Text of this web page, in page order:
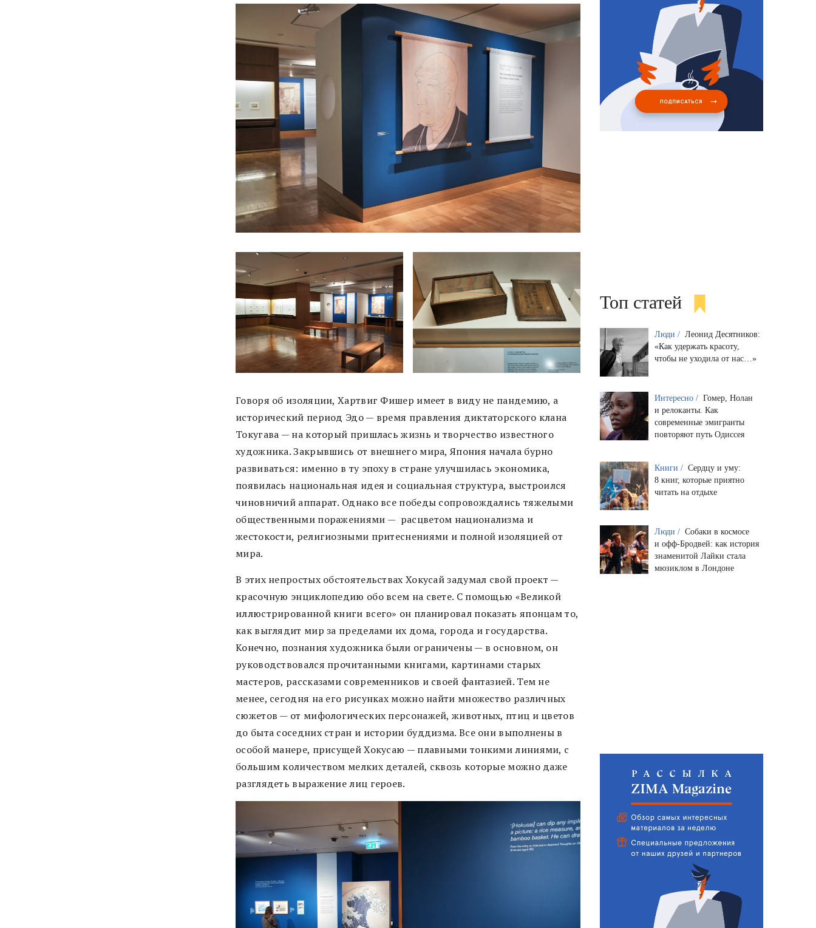
Говоря об изоляции, Хартвиг Фишер имеет в виду не пандемию, а
исторический период Эдо — время правления диктаторского клана
Токугава — на который пришлась жизнь и творчество известного
художника. Закрывшись от внешнего мира, Япония начала бурно
развиваться: именно в ту эпоху в стране улучшилась экономика,
появилась национальная идея и социальная структура, выстроился
чиновничий аппарат. Однако все победы сопровождались тяжелыми
общественными поражениями — расцветом национализма и
жестокости, религиозными притеснениями и полной изоляцией от
мира.
В этих непростых обстоятельствах Хокусай задумал свой проект —
красочную энциклопедию обо всем на свете. С помощью «Великой
иллюстрированной книги всего» он планировал показать японцам то,
как выглядит мир за пределами их дома, города и государства.
Конечно, познания художника были ограничены — в основном, он
руководствовался прочитанными книгами, картинами старых
мастеров, рассказами современников и своей фантазией. Тем не
менее, сегодня на его рисунках можно найти множество различных
сюжетов — от мифологических персонажей, животных, птиц и цветов
до быта соседних стран и истории буддизма. Все они выполнены в
особой манере, присущей Хокусаю — плавными тонкими линиями, с
большим количеством мелких деталей, сквозь которые можно даже
разглядеть выражение лиц героев.
Топ статей
Люди / Леонид Десятников:
«Как удержать красоту,
чтобы не уходила от нас…»
Интересно / Гомер, Нолан
и релоканты. Как
современные эмигранты
повторяют путь Одиссея
Книги / Сердцу и уму:
8 книг, которые приятно
читать на отдыхе
Люди / Собаки в космосе
и офф-Бродвей: как история
знаменитой Лайки стала
мюзиклом в Лондоне